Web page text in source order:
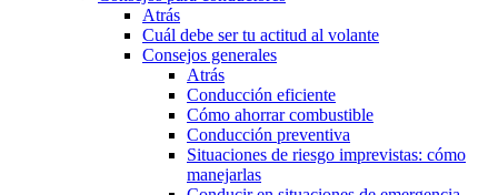
Atrás
Cuál debe ser tu actitud al volante
Consejos generales
Atrás
Conducción eficiente
Cómo ahorrar combustible
Conducción preventiva
Situaciones de riesgo imprevistas: cómo
manejarlas